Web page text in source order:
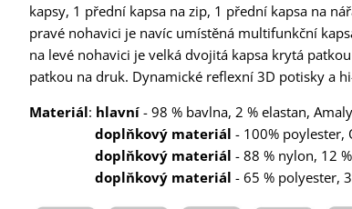
kapsy, 1 přední kapsa na zip, 1 přední kapsa na
pravé nohavici je navíc umístěná multifunkční
na levé nohavici je velká dvojitá kapsa krytá
patkou na druk. Dynamické reflexní 3D potisky a
Materiál: hlavní - 98 % bavlna, 2 % elastan,
doplňkový materiál - 100% poylester,
doplňkový materiál - 88 % nylon, 12
doplňkový materiál - 65 % polyester,